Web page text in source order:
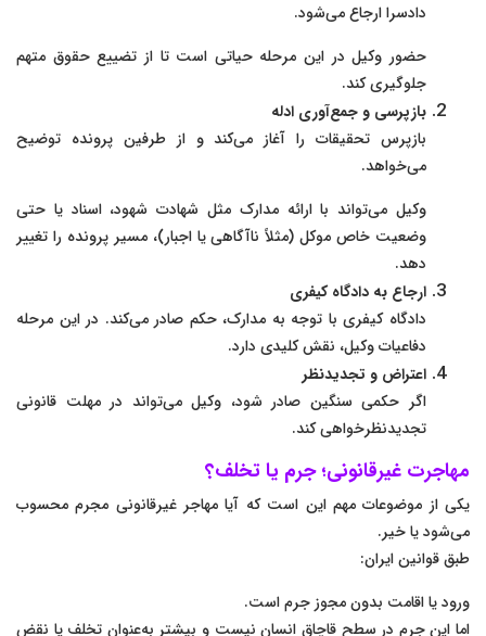
دادسرا ارجاع می‌شود.
حضور وکیل در این مرحله حیاتی است تا از تضییع حقوق متهم
جلوگیری کند.
بازپرسی و جمع‌آوری ادله
بازپرس تحقیقات را آغاز می‌کند و از طرفین پرونده توضیح
می‌خواهد.
وکیل می‌تواند با ارائه مدارک مثل شهادت شهود، اسناد یا حتی
وضعیت خاص موکل (مثلاً ناآگاهی یا اجبار)، مسیر پرونده را تغییر
دهد.
ارجاع به دادگاه کیفری
دادگاه کیفری با توجه به مدارک، حکم صادر می‌کند. در این مرحله
دفاعیات وکیل، نقش کلیدی دارد.
اعتراض و تجدیدنظر
اگر حکمی سنگین صادر شود، وکیل می‌تواند در مهلت قانونی
تجدیدنظرخواهی کند.
مهاجرت غیرقانونی؛ جرم یا تخلف؟
یکی از موضوعات مهم این است که آیا مهاجر غیرقانونی مجرم محسوب
می‌شود یا خیر.
طبق قوانین ایران:
ورود یا اقامت بدون مجوز جرم است.
اما این جرم در سطح قاچاق انسان نیست و بیشتر به‌عنوان تخلف یا نقض